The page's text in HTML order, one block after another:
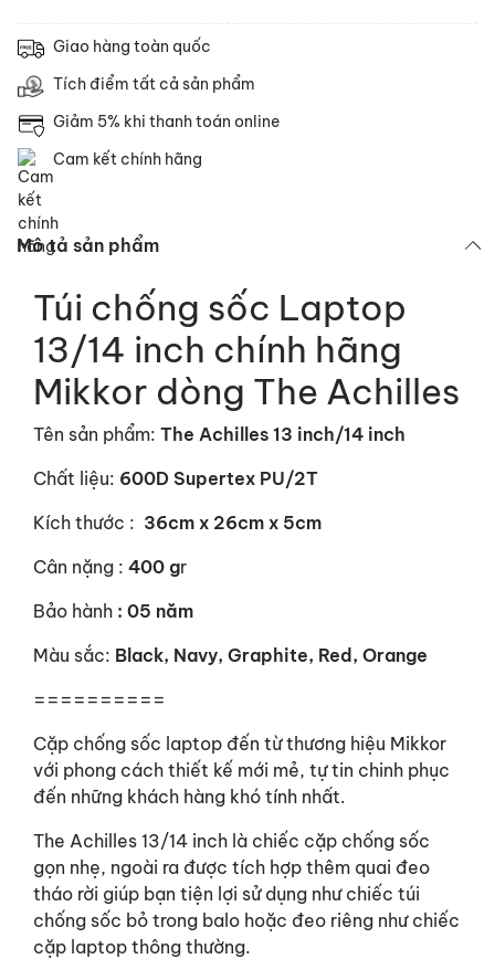
Giao hàng toàn quốc
Tích điểm tất cả sản phẩm
Giảm 5% khi thanh toán online
Cam kết chính hãng
Mô tả sản phẩm
Túi chống sốc Laptop
13/14 inch chính hãng
Mikkor dòng The Achilles
Tên sản phẩm: The Achilles 13 inch/14 inch
Chất liệu: 600D Supertex PU/2T
Kích thước : 36cm x 26cm x 5cm
Cân nặng : 400 gr
Bảo hành : 05 năm
Màu sắc: Black, Navy, Graphite, Red, Orange
==========
Cặp chống sốc laptop đến từ thương hiệu Mikkor
với phong cách thiết kế mới mẻ, tự tin chinh phục
đến những khách hàng khó tính nhất.
The Achilles 13/14 inch là chiếc cặp chống sốc
gọn nhẹ, ngoài ra được tích hợp thêm quai đeo
tháo rời giúp bạn tiện lợi sử dụng như chiếc túi
chống sốc bỏ trong balo hoặc đeo riêng như chiếc
cặp laptop thông thường.